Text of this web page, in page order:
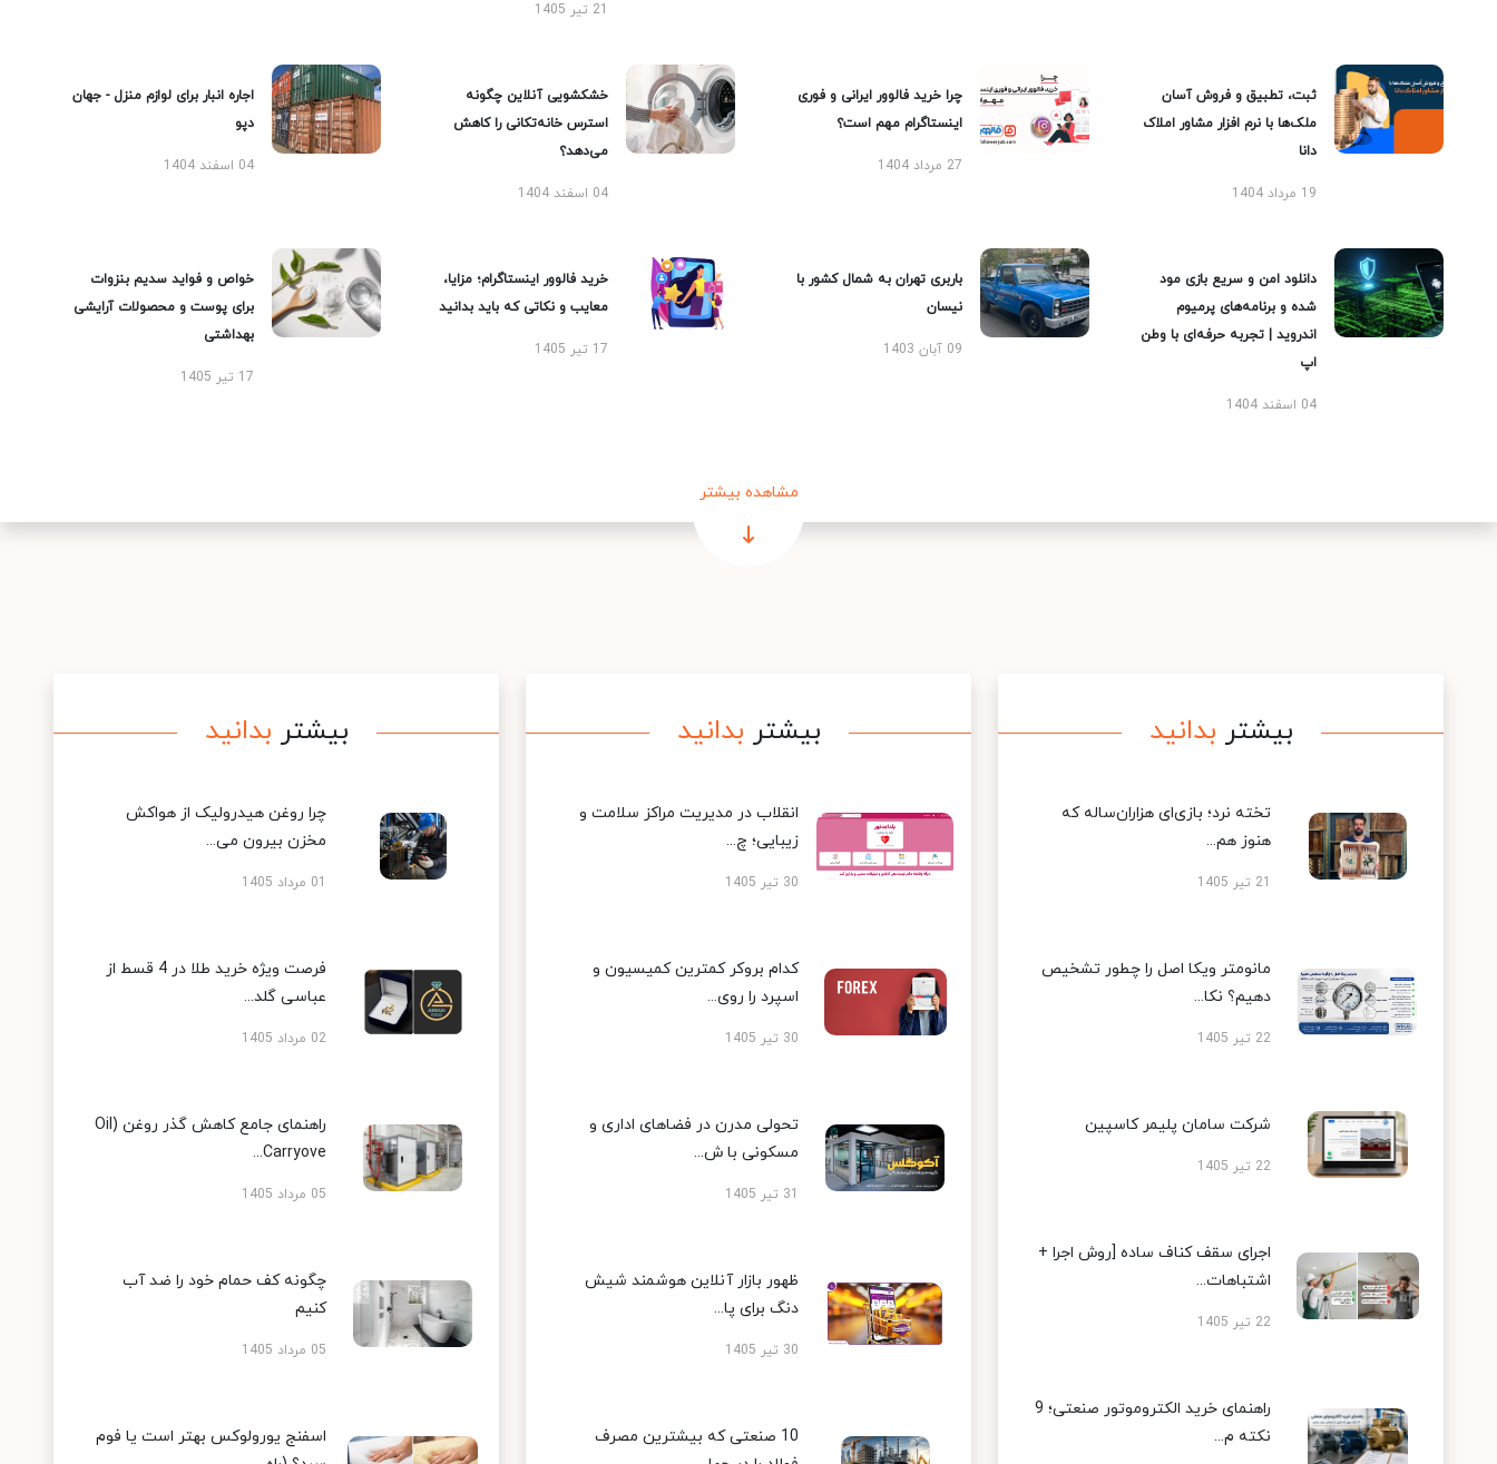
21 تیر 1405
ثبت، تطبیق و فروش آسان
ملک‌ها با نرم افزار مشاور املاک
دانا
19 مرداد 1404
چرا خرید فالوور ایرانی و فوری
اینستاگرام مهم است؟
27 مرداد 1404
خشکشویی آنلاین چگونه
استرس خانه‌تکانی را کاهش
می‌دهد؟
04 اسفند 1404
اجاره انبار برای لوازم منزل - جهان
دپو
04 اسفند 1404
دانلود امن و سریع بازی مود
شده و برنامه‌های پرمیوم
اندروید | تجربه حرفه‌ای با وطن
اپ
04 اسفند 1404
باربری تهران به شمال کشور با
نیسان
09 آبان 1403
خرید فالوور اینستاگرام؛ مزایا،
معایب و نکاتی که باید بدانید
17 تیر 1405
خواص و فواید سدیم بنزوات
برای پوست و محصولات آرایشی
بهداشتی
17 تیر 1405
مشاهده بیشتر
بیشتر بدانید
تخته نرد؛ بازی‌ای هزاران‌ساله که
هنوز هم...
21 تیر 1405
مانومتر ویکا اصل را چطور تشخیص
دهیم؟ نکا...
22 تیر 1405
شرکت سامان پلیمر کاسپین
22 تیر 1405
اجرای سقف کناف ساده [روش اجرا +
اشتباهات...
22 تیر 1405
راهنمای خرید الکتروموتور صنعتی؛ 9
نکته م...
بیشتر بدانید
انقلاب در مدیریت مراکز سلامت و
زیبایی؛ چ...
30 تیر 1405
کدام بروکر کمترین کمیسیون و
اسپرد را روی...
30 تیر 1405
تحولی مدرن در فضاهای اداری و
مسکونی با ش...
31 تیر 1405
ظهور بازار آنلاین هوشمند شیش
دنگ برای پا...
30 تیر 1405
10 صنعتی که بیشترین مصرف
بیشتر بدانید
چرا روغن هیدرولیک از هواکش
مخزن بیرون می...
01 مرداد 1405
فرصت ویژه خرید طلا در 4 قسط از
عباسی گلد...
02 مرداد 1405
راهنمای جامع کاهش گذر روغن (Oil
Carryove...
05 مرداد 1405
چگونه کف حمام خود را ضد آب
کنیم
05 مرداد 1405
اسفنج یورولوکس بهتر است یا فوم